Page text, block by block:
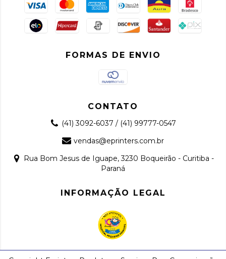
FORMAS DE ENVIO
CONTATO
(41) 3092-6037 / (41) 99777-0547
vendas@eprinters.com.br
Rua Bom Jesus de Iguape, 3230 Boqueirão - Curitiba -
Paraná
INFORMAÇÃO LEGAL